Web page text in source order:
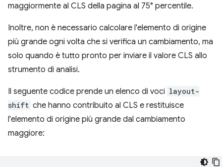
maggiormente al CLS della pagina al 75° percentile.
Inoltre, non è necessario calcolare l'elemento di origine
più grande ogni volta che si verifica un cambiamento, ma
solo quando è tutto pronto per inviare il valore CLS allo
strumento di analisi.
Il seguente codice prende un elenco di voci layout-
shift che hanno contribuito al CLS e restituisce
l'elemento di origine più grande dal cambiamento
maggiore: